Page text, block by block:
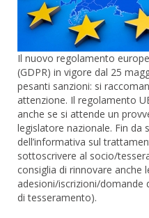
Il nuovo regolamento
(GDPR) in vigore dal 25
pesanti sanzioni: si
attenzione. Il regolamento
anche se si attende un
legislatore nazionale. Fin
dell’informativa sul
sottoscrivere al socio/
consiglia di rinnovare anche
adesioni/iscrizioni/domande
di tesseramento).